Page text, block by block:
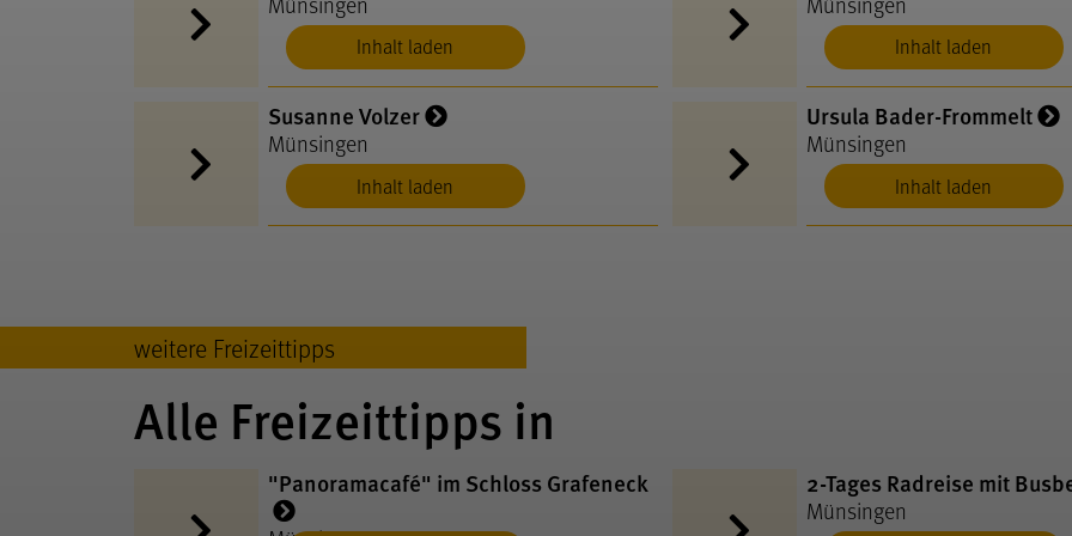
Inhalt laden Inhalt laden
Inhalt laden
Susanne Volzer
Münsingen
Inhalt laden
Ursula Bader-Frommelt
Münsingen
weitere Freizeittipps
Alle Freizeittipps in
"Panoramacafé" im Schloss Grafeneck 2-Tages Radreise mit
Münsingen